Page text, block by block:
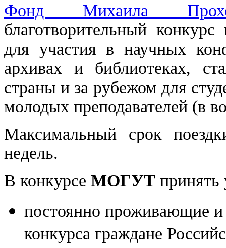
Фонд Михаила
благотворительный
для участия в научных
архивах и библиотеках,
страны и за рубежом для
молодых преподавателей (в
Максимальный срок
недель.
В конкурсе МОГУТ принять
постоянно проживающие и
конкурса граждане